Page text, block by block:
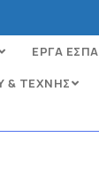
ΕΡΓΑ ΕΣΠΑ
& ΤΕΧΝΗΣ